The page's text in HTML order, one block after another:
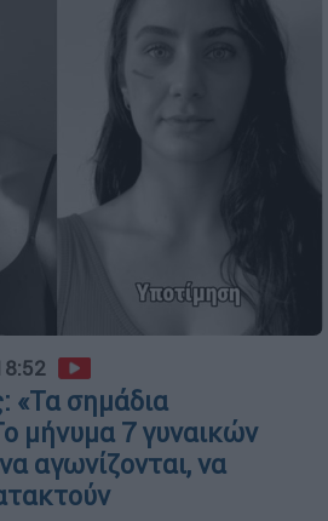
«Τα σημάδια
μήνυμα 7 γυναικών
αγωνίζονται, να